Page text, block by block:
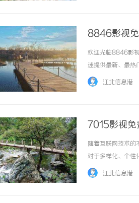
8846影视
欢迎光临8846影
迷提供最新、最热
台，拥有庞大的影
江北信息港
7015影视免
随着互联网技术的
对于多样化、个性
线观影平台之一。
江北信息港
揭秘！专业充电桩项目软件开发商，究竟藏着
哪些行业秘诀？